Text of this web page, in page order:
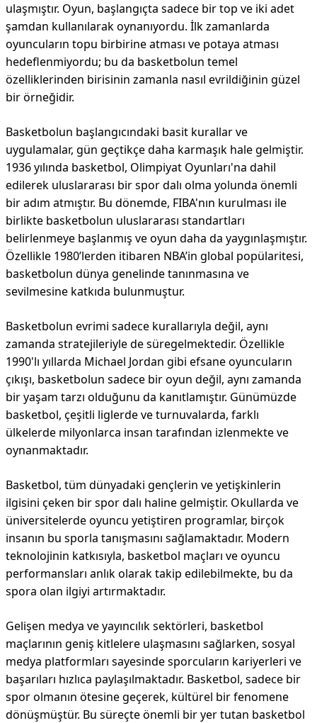
ulaşmıştır. Oyun, başlangıçta sadece bir top ve iki adet
şamdan kullanılarak oynanıyordu. İlk zamanlarda
oyuncuların topu birbirine atması ve potaya atması
hedeflenmiyordu; bu da basketbolun temel
özelliklerinden birisinin zamanla nasıl evrildiğinin güzel
bir örneğidir.
Basketbolun başlangıcındaki basit kurallar ve
uygulamalar, gün geçtikçe daha karmaşık hale gelmiştir.
1936 yılında basketbol, Olimpiyat Oyunları'na dahil
edilerek uluslararası bir spor dalı olma yolunda önemli
bir adım atmıştır. Bu dönemde, FIBA'nın kurulması ile
birlikte basketbolun uluslararası standartları
belirlenmeye başlanmış ve oyun daha da yaygınlaşmıştır.
Özellikle 1980’lerden itibaren NBA’in global popülaritesi,
basketbolun dünya genelinde tanınmasına ve
sevilmesine katkıda bulunmuştur.
Basketbolun evrimi sadece kurallarıyla değil, aynı
zamanda stratejileriyle de süregelmektedir. Özellikle
1990'lı yıllarda Michael Jordan gibi efsane oyuncuların
çıkışı, basketbolun sadece bir oyun değil, aynı zamanda
bir yaşam tarzı olduğunu da kanıtlamıştır. Günümüzde
basketbol, çeşitli liglerde ve turnuvalarda, farklı
ülkelerde milyonlarca insan tarafından izlenmekte ve
oynanmaktadır.
Basketbol, tüm dünyadaki gençlerin ve yetişkinlerin
ilgisini çeken bir spor dalı haline gelmiştir. Okullarda ve
üniversitelerde oyuncu yetiştiren programlar, birçok
insanın bu sporla tanışmasını sağlamaktadır. Modern
teknolojinin katkısıyla, basketbol maçları ve oyuncu
performansları anlık olarak takip edilebilmekte, bu da
spora olan ilgiyi artırmaktadır.
Gelişen medya ve yayıncılık sektörleri, basketbol
maçlarının geniş kitlelere ulaşmasını sağlarken, sosyal
medya platformları sayesinde sporcuların kariyerleri ve
başarıları hızlıca paylaşılmaktadır. Basketbol, sadece bir
spor olmanın ötesine geçerek, kültürel bir fenomene
dönüşmüştür. Bu süreçte önemli bir yer tutan basketbol